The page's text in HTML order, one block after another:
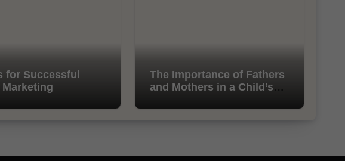
for Successful
The Importance of Fathers
and Mothers in a Child’s